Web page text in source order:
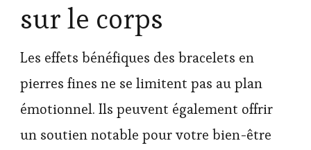
sur le corps
Les effets bénéfiques des bracelets en
pierres fines ne se limitent pas au plan
émotionnel. Ils peuvent également offrir
un soutien notable pour votre bien-être